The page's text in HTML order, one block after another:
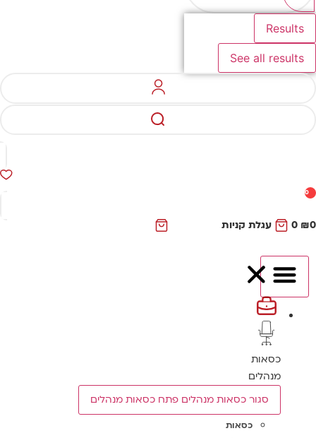
Results
See all results
0
₪
0 עגלת קניות
כסאות
מנהלים
סגור כסאות מנהלים פתח כסאות מנהלים
כסאות